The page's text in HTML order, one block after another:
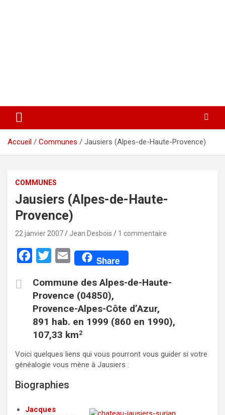
Accueil Communes Jausiers (Alpes-de-Haute-Provence)
COMMUNES
Jausiers (Alpes-de-Haute-
Provence)
22 janvier 2007 Jean Desbois 1 commentaire
c
e
o
k
i
t
t
e
E
a
i
Share
Commune des Alpes-de-Haute-
Provence (04850),
Provence-Alpes-Côte d’Azur,
891 hab. en 1999 (860 en 1990),
107,33 km2
Voici quelques liens qui vous pourront vous guider si votre
généalogie vous mène à Jausiers :
Biographies
Jacques